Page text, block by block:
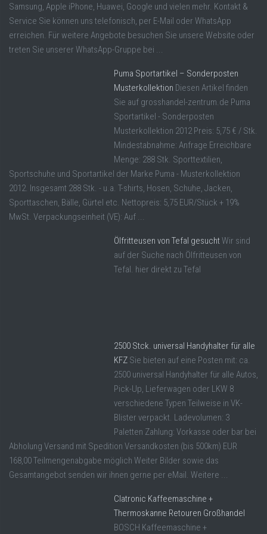
Samsung, Apple iPhone, Huawei, Google und vielen mehr. Kontakt &
Service Sie können uns telefonisch, per E-Mail oder WhatsApp
erreichen. Für weitere Angebote besuchen Sie unsere Website oder
treten Sie unserer WhatsApp-Gruppe bei ...
Puma Sportartikel – Sonderposten
Musterkollektion Diesen Artikel finden
Sie auf grosshandel-zentrum.de Puma
Sportartikel - Sonderposten
Musterkollektion 2012 Preis: 5,75 € / Stk.
Mindestabnahme: Anfrage Erreichbare
Menge: 288 Stk. Sporttextilien,
Sportschuhe und Sportartikel der Marke Puma - Musterkollektion
2012. Insgesamt 288 Stk. - u.a. T-shirts, Hosen, Schuhe, Jacken,
Sporttaschen, Bälle, Gürtel etc. Nettopreis: 5,75 EUR/Stück + 19%
MwSt. Verpackungseinheit (VE): Auf ...
Ölfritteusen von Tefal gesuchtWir sind
auf der Suche nach Ölfritteusen von
Tefal. hier direkt zu Tefal
2500 Stck. universal Handyhalter für alle
KFZ Sie bieten auf eine Posten mit: ca.
2500 universal Handyhalter für alle Autos,
Pick-Up, Lieferwagen oder LKW 8
verschiedene Typen Teilweise in VK-
Blister verpackt. Ladevolumen: 3
Paletten Zahlung: Vorkasse oder bar bei
Abholung Versand mit Spedition Versandkosten (bis 500km) EUR
168,00 Teilmengenabgabe möglich Weiter Bilder sowie das
Gesamtangebot senden wir ihnen gerne per eMail. Weitere ...
Clatronic Kaffeemaschine +
Thermoskanne Retouren Großhandel
BOSCH Kaffeemaschine +